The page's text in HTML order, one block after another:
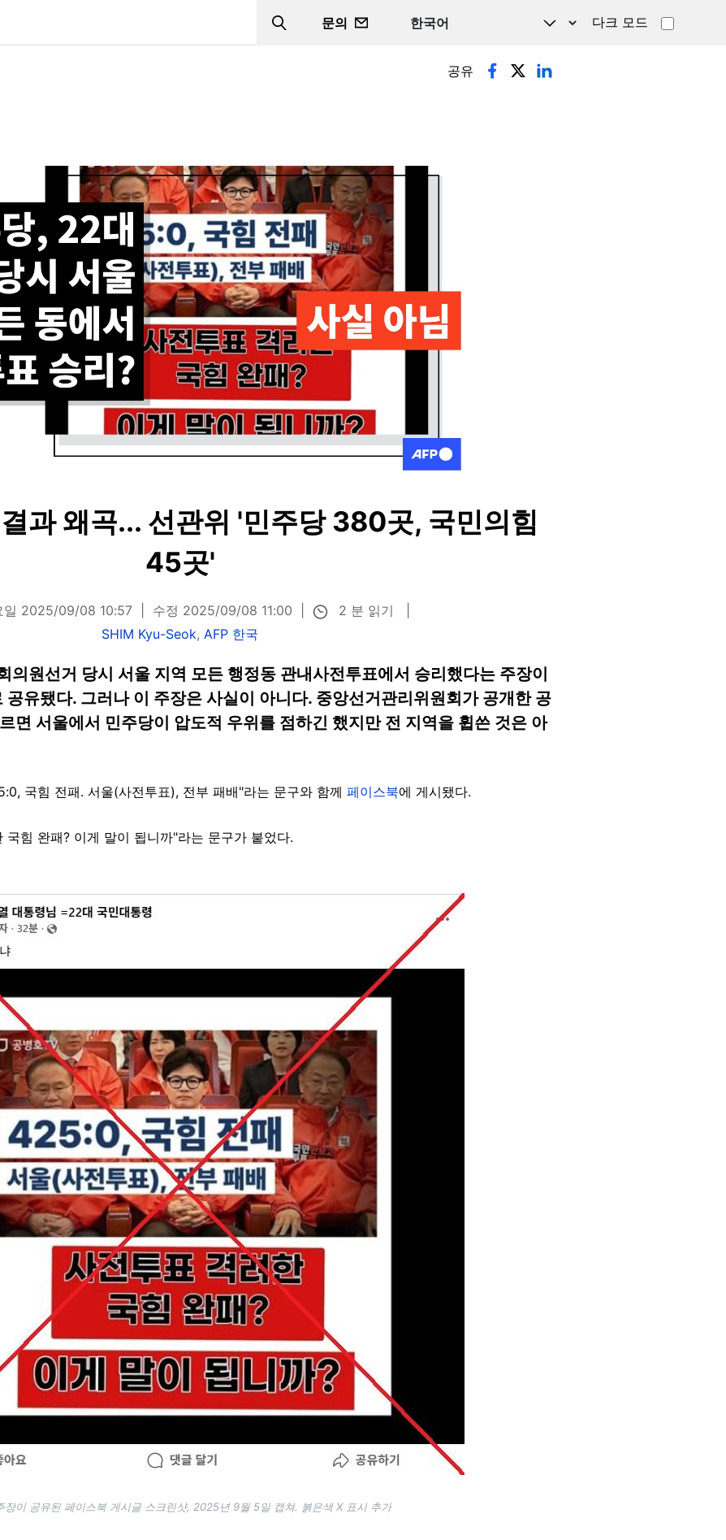
Search
문의 다크 모드
공유
과 왜곡... 선관위 '민주당 380곳, 국민의힘
45곳'
일 2025/09/08 10:57 수정 2025/09/08 11:00
2 분 읽기
SHIM Kyu-Seok, AFP 한국
의원선거 당시 서울 지역 모든 행정동 관내사전투표에서 승리했다는 주장이
유됐다. 그러나 이 주장은 사실이 아니다. 중앙선거관리위원회가 공개한 공
면 서울에서 민주당이 압도적 우위를 점하긴 했지만 전 지역을 휩쓴 것은 아
국힘 전패. 서울(사전투표), 전부 패배"라는 문구와 함께 페이스북에 게시됐다.
힘 완패? 이게 말이 됩니까"라는 문구가 붙었다.
장이 공유된 페이스북 게시글 스크린샷, 2025년 9월 5일 캡쳐. 붉은색 X 표시 추가